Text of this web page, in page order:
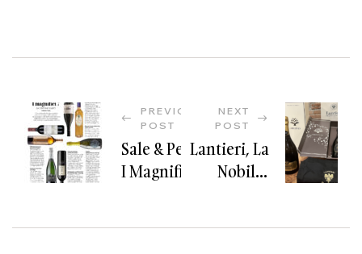
PREVIOUS
POST
Sale & Pepe:
I Magnifici 7
NEXT
POST
Lantieri, La
Nobiltà